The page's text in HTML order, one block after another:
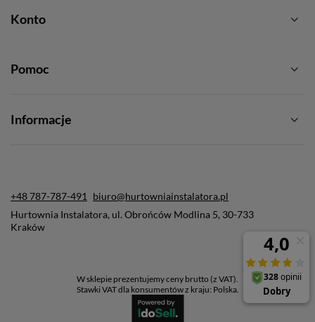
Konto
Pomoc
Informacje
+48 787-787-491
biuro@hurtowniainstalatora.pl
Hurtownia Instalatora, ul. Obrońców Modlina 5, 30-733
Kraków
W sklepie prezentujemy ceny brutto (z VAT).
Stawki VAT dla konsumentów z kraju: Polska.